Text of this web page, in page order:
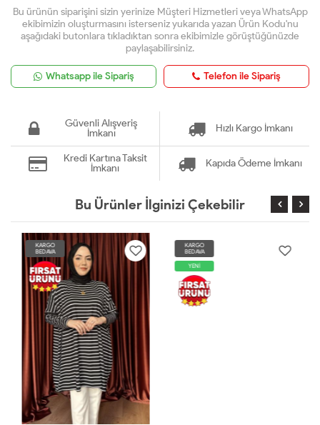
Bu ürünün siparişini sizin yerinize Müşteri Hizmetleri veya WhatsApp
ekibimizin oluşturmasını isterseniz yukarıda yazan Ürün Kodu'nu
aşağıdaki butonlara tıkladıktan sonra ekibimizle görüştüğünüzde
paylaşabilirsiniz.
Whatsapp ile Sipariş Telefon ile Sipariş
Güvenli Alışveriş
İmkanı
Hızlı Kargo İmkanı
Kredi Kartına Taksit
İmkanı
Kapıda Ödeme İmkanı
Bu Ürünler İlginizi Çekebilir
KARGO
BEDAVA
KARGO
BEDAVA
YENİ